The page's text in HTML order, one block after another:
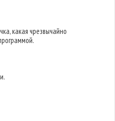
какая чрезвычайно